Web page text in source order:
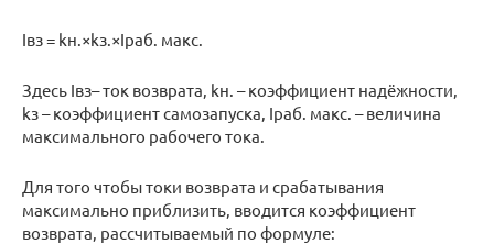
Iвз = kн.×kз.×Iраб. макс.
Здесь Iвз– ток возврата, kн. – коэффициент надёжности,
kз – коэффициент самозапуска, Iраб. макс. – величина
максимального рабочего тока.
Для того чтобы токи возврата и срабатывания
максимально приблизить, вводится коэффициент
возврата, рассчитываемый по формуле: